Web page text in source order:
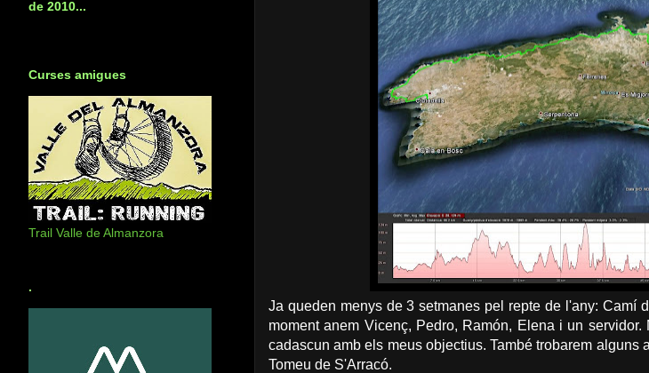
Ja queden menys de 3 setmanes pel repte de l'any: Camí
moment anem Vicenç, Pedro, Ramón, Elena i un
cadascun amb els meus objectius. També trobarem
Tomeu de S'Arracó.
de 2010...
Curses amigues
Trail Valle de Almanzora
.